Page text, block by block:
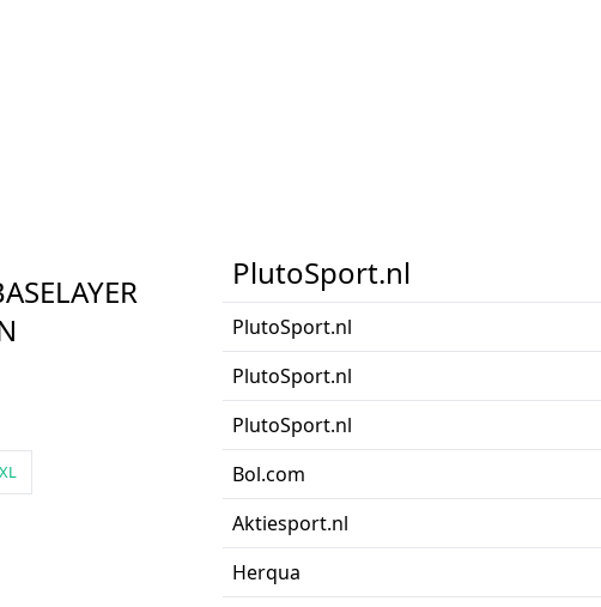
PlutoSport.nl
PlutoSport.nl
PlutoSport.nl
PlutoSport.nl
Bol.com
Aktiesport.nl
Herqua